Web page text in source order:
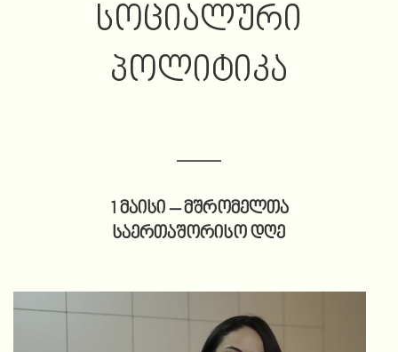
ᲡᲝᲪᲘᲐᲚᲣᲠᲘ
ᲞᲝᲚᲘᲢᲘᲙᲐ
1 მაისი – მშრომელთა
საერთაშორისო დღე